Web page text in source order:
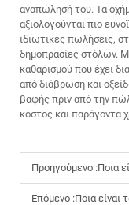
αναπώλησή του. Τα
αξιολογούνται πιο
ιδιωτικές πωλήσεις,
δημοπρασίες στόλων.
καθαρισμού που έχει
από διάβρωση και
βαφής πριν από την
κόστος και παράγοντα
Προηγούμενο :Ποια είναι
Επόμενο :Ποια είναι τα οφέλη